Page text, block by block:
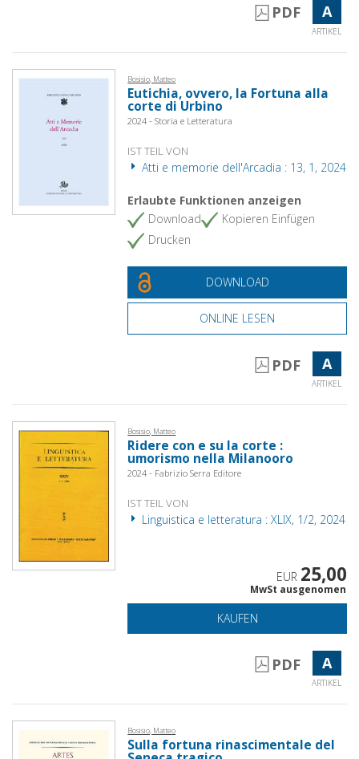
PDF A
ARTIKEL
Bosisio, Matteo
Eutichia, ovvero, la Fortuna alla
corte di Urbino
2024 - Storia e Letteratura
IST TEIL VON
Atti e memorie dell'Arcadia : 13, 1, 2024
Erlaubte Funktionen anzeigen
Download
Kopieren Einfügen
Drucken
DOWNLOAD
ONLINE LESEN
PDF A
ARTIKEL
Bosisio, Matteo
Ridere con e su la corte :
umorismo nella Milanooro
2024 - Fabrizio Serra Editore
IST TEIL VON
Linguistica e letteratura : XLIX, 1/2, 2024
EUR 25,00
MwSt ausgenomen
KAUFEN
PDF A
ARTIKEL
Bosisio, Matteo
Sulla fortuna rinascimentale del